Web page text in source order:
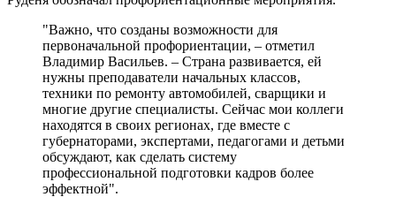
"Важно, что созданы возможности для
первоначальной профориентации, – отметил
Владимир Васильев. – Страна развивается, ей
нужны преподаватели начальных классов,
техники по ремонту автомобилей, сварщики и
многие другие специалисты. Сейчас мои коллеги
находятся в своих регионах, где вместе с
губернаторами, экспертами, педагогами и детьми
обсуждают, как сделать систему
профессиональной подготовки кадров более
эффектной".